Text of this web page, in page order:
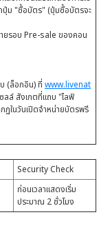
ปุ่ม "ซื้อบัตร" (ปุ่มซื้อบัตรจะ
ยรอบ Pre-sale ของคอน
(ล็อกอิน) ที่ www.livenat
ลล์ สังเกตที่แถบ "ไลฟ์
ฏในวันเปิดจำหน่ายบัตรพรี
Security Check
ก่อนเวลาแสดงเริ่ม
ประมาณ 2 ชั่วโมง